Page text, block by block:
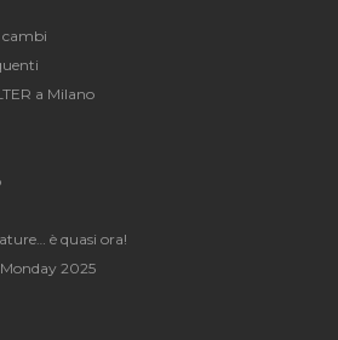
cambi
a Milano
è quasi ora!
2025